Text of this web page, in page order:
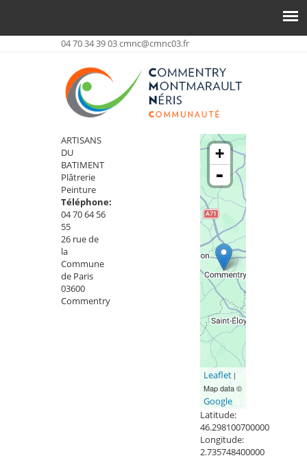
04 70 34 39 03cmnc@cmnc03.fr
ARTISANS
DU
BATIMENT
Plâtrerie
Peinture
Téléphone:
04 70 64 56
55
26 rue de
la
Commune
de Paris
03600
Commentry
+
-
Leaflet|
Map data ©
Google
Latitude:
46.298100700000
Longitude:
2.735748400000